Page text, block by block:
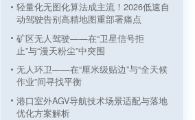
轻量化无图化算法成主流！2026低速自
动驾驶告别高精地图重部署痛点
矿区无人驾驶——在“卫星信号拒
止”与“漫天粉尘”中突围
无人环卫——在“厘米级贴边”与“全天候
作业”间寻找平衡
港口室外AGV导航技术场景适配与落地
优化方案解析